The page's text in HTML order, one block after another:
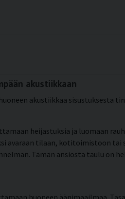
akustiikkaan
akustiikkaa sisustuksesta
heijastuksia ja luomaan
avaraan tilaan, kotitoimistoon tai
Tämän ansiosta taulu on
huoneen äänimaailmaa.